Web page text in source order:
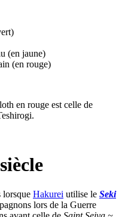
(en jaune)
(en rouge)
en rouge est celle de
lorsque Hakurei utilise le Seki
lors de la Guerre